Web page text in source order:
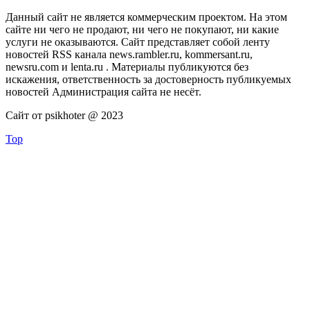
Данный сайт не является коммерческим проектом. На этом
сайте ни чего не продают, ни чего не покупают, ни какие
услуги не оказываются. Сайт представляет собой ленту
новостей RSS канала news.rambler.ru, kommersant.ru,
newsru.com и lenta.ru . Материалы публикуются без
искажения, ответственность за достоверность публикуемых
новостей Администрация сайта не несёт.
Сайт от psikhoter @ 2023
Top